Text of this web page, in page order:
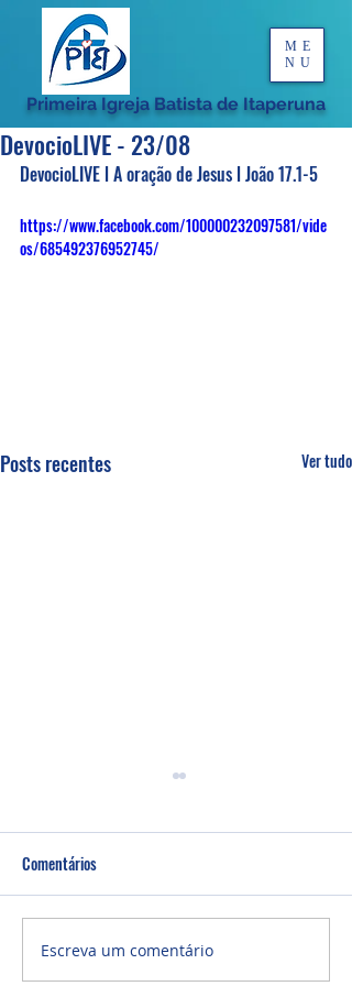
Primeira Igreja Batista de Itaperuna
ME
NU
DevocioLIVE - 23/08
DevocioLIVE l A oração de Jesus l João 17.1-5
https://www.facebook.com/100000232097581/vide
os/685492376952745/
Posts recentes Ver tudo
Comentários
Escreva um comentário